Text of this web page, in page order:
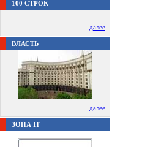
100 СТРОК
далее
ВЛАСТЬ
далее
ЗОНА IT